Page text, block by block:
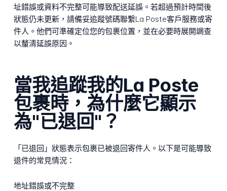
址錯誤或資料不完整可能導致配送延誤。若超過預計時間後
狀態仍未更新，請備妥追蹤號碼聯繫La Poste客戶服務或寄
件人。他們可準確定位您的包裹位置，並在必要時展開調查
以釐清延誤原因。
當我追蹤我的La Poste
包裹時，為什麼它顯示
為"已退回"？
「已退回」狀態表示包裹已被退回寄件人。以下是可能導致
退件的常見情況：
地址錯誤或不完整